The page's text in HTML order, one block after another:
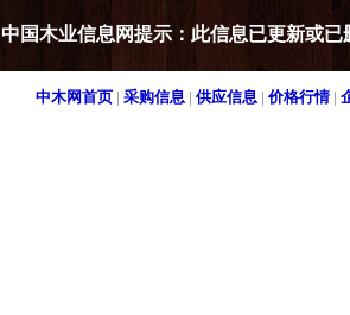
中国木业信息网提示：此信息已更新或
中木网首页 | 采购信息 | 供应信息 | 价格行情 |